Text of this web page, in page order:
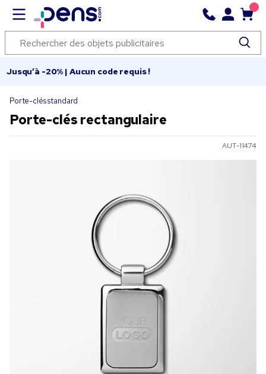
Jusqu’à -20% | Aucun code requis !
Porte-clés standard
Porte-clés rectangulaire
AUT-11474